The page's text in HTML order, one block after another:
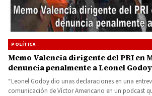
POLÍTICA
Memo Valencia dirigente del PRI en
denuncia penalmente a Leonel Godoy
“Leonel Godoy dio unas declaraciones en una
comunicación de Víctor Americano en un podcast